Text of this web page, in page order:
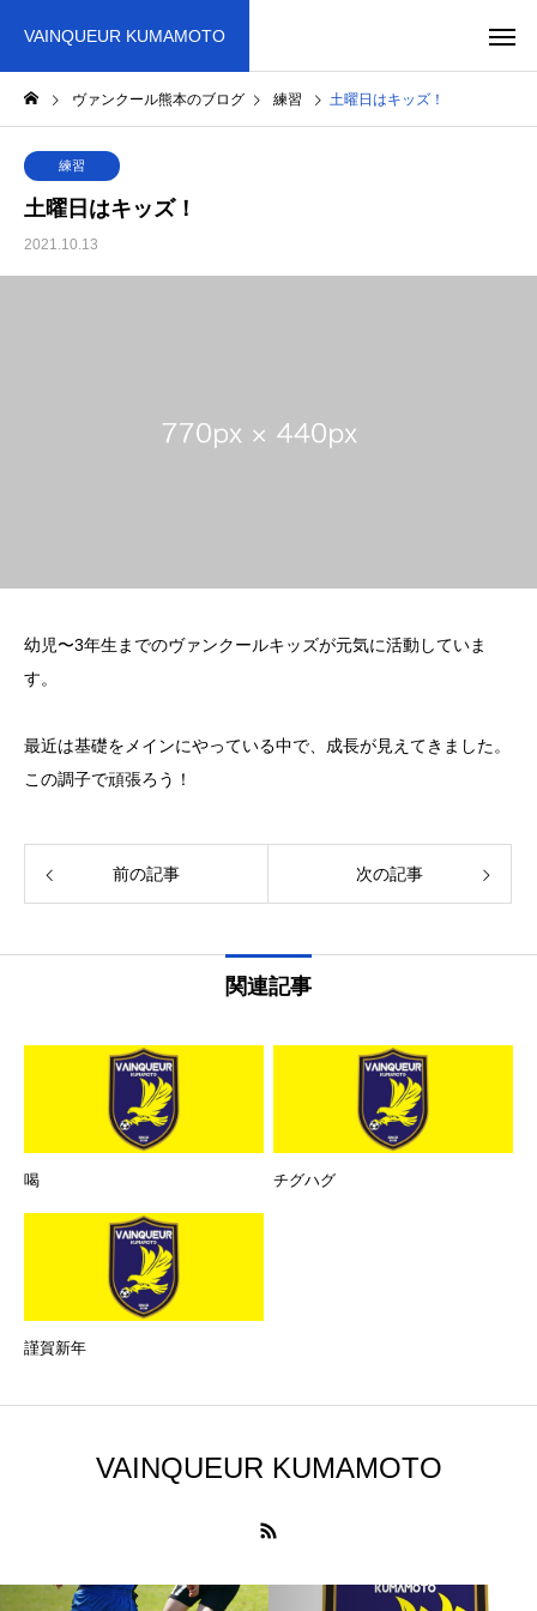
VAINQUEUR KUMAMOTO
ヴァンクール熊本のブログ 練習 土曜日はキッズ！
練習
土曜日はキッズ！
2021.10.13
幼児〜3年生までのヴァンクールキッズが元気に活動していま
す。
最近は基礎をメインにやっている中で、成長が見えてきました。
この調子で頑張ろう！
前の記事 次の記事
関連記事
喝 チグハグ
謹賀新年
VAINQUEUR KUMAMOTO